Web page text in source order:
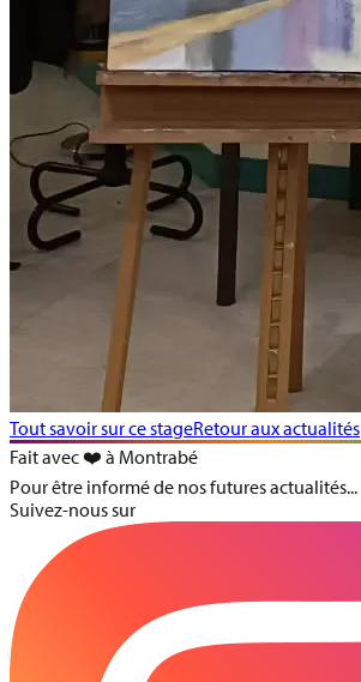
Tout savoir sur ce stageRetour aux actualités
Fait avec ❤️ à Montrabé
Pour être informé de nos futures actualités...
Suivez-nous sur